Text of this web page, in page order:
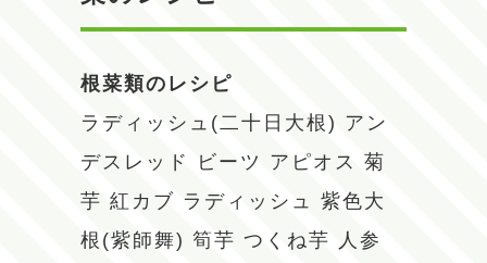
根菜類のレシピ
ラディッシュ(二十日大根) アン
デスレッド
ビーツ アピオス 菊
芋 紅カブ ラディッシュ
紫色大
根(紫師舞) 筍芋 つくね芋
人参